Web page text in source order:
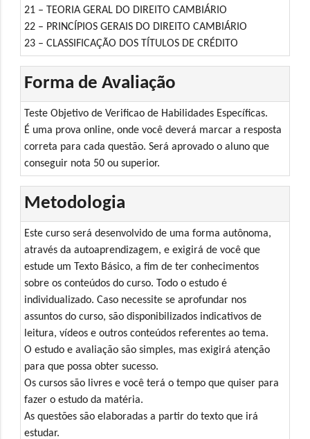
21 – TEORIA GERAL DO DIREITO CAMBIÁRIO
22 – PRINCÍPIOS GERAIS DO DIREITO CAMBIÁRIO
23 – CLASSIFICAÇÃO DOS TÍTULOS DE CRÉDITO
Forma de Avaliação
Teste Objetivo de Verificao de Habilidades Específicas.
É uma prova online, onde você deverá marcar a resposta
correta para cada questão. Será aprovado o aluno que
conseguir nota 50 ou superior.
Metodologia
Este curso será desenvolvido de uma forma autônoma,
através da autoaprendizagem, e exigirá de você que
estude um Texto Básico, a fim de ter conhecimentos
sobre os conteúdos do curso. Todo o estudo é
individualizado. Caso necessite se aprofundar nos
assuntos do curso, são disponibilizados indicativos de
leitura, vídeos e outros conteúdos referentes ao tema.
O estudo e avaliação são simples, mas exigirá atenção
para que possa obter sucesso.
Os cursos são livres e você terá o tempo que quiser para
fazer o estudo da matéria.
As questões são elaboradas a partir do texto que irá
estudar.